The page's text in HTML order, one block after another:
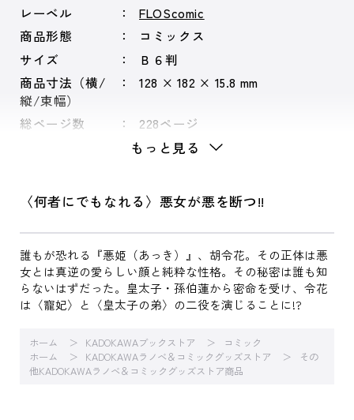
レーベル
FLOScomic
商品形態
コミックス
サイズ
Ｂ６判
商品寸法（横/
縦/束幅）
128 × 182 × 15.8 mm
総ページ数 228ページ
もっと見る
〈何者にでもなれる〉悪女が悪を断つ!!
誰もが恐れる『悪姫（あっき）』、胡令花。その正体は悪
女とは真逆の愛らしい顔と純粋な性格。その秘密は誰も知
らないはずだった。皇太子・孫伯蓮から密命を受け、令花
は〈寵妃〉と〈皇太子の弟〉の二役を演じることに!?
ホーム KADOKAWAブックストア
コミック
ホーム
KADOKAWAラノベ＆コミックグッズストア
その
他KADOKAWAラノベ＆コミックグッズストア商品